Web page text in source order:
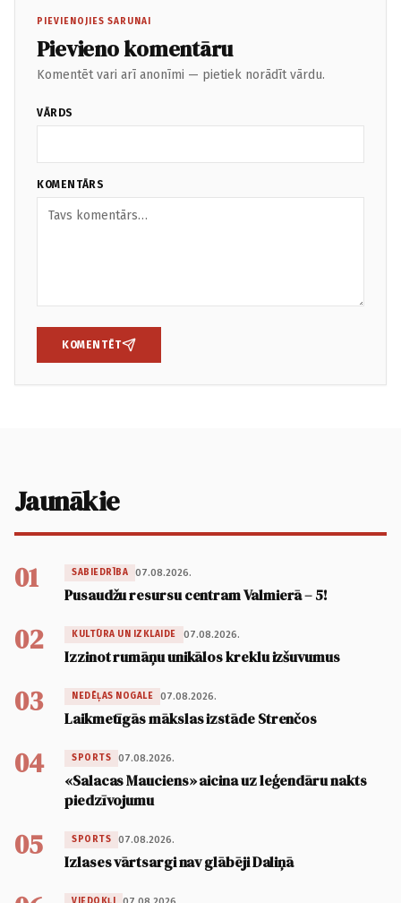
PIEVIENOJIES SARUNAI
Pievieno komentāru
Komentēt vari arī anonīmi — pietiek norādīt vārdu.
VĀRDS
KOMENTĀRS
KOMENTĒT
Jaunākie
01 SABIEDRĪBA 07.08.2026.
Pusaudžu resursu centram Valmierā – 5!
02 KULTŪRA UN IZKLAIDE 07.08.2026.
Izzinot rumāņu unikālos kreklu izšuvumus
03 NEDĒĻAS NOGALE 07.08.2026.
Laikmetīgās mākslas izstāde Strenčos
04 SPORTS 07.08.2026.
«Salacas Mauciens» aicina uz leģendāru nakts
piedzīvojumu
05 SPORTS 07.08.2026.
Izlases vārtsargi nav glābēji Daliņā